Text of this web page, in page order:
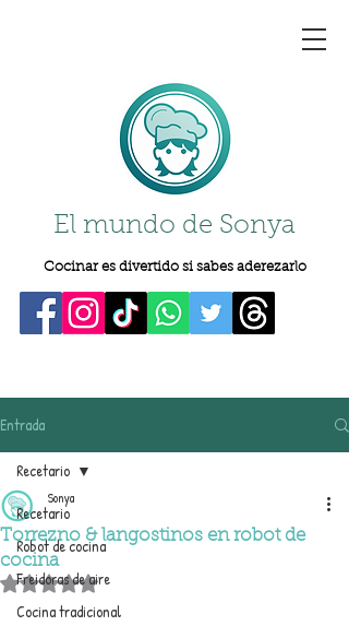
El mundo de Sonya
Cocinar es divertido si sabes aderezarlo
Entrada
Recetario
Robot de cocina
Freidoras de aire
Cocina tradicional
Recetario
Torrezno & langostinos en robot de
cocina
Sonya
Obtuvo NaN de 5 estrellas.